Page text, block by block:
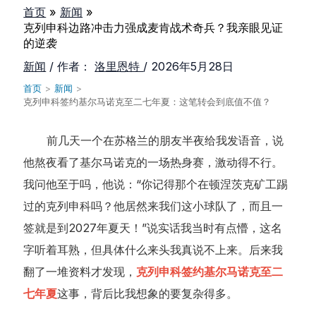
首页
新闻
克列申科边路冲击力强成麦肯战术奇兵？我亲眼见证
的逆袭
新闻 / 作者： 洛里恩特 / 2026年5月28日
首页 > 新闻 >
克列申科签约基尔马诺克至二七年夏：这笔转会到底值不值？
前几天一个在苏格兰的朋友半夜给我发语音，说
他熬夜看了基尔马诺克的一场热身赛，激动得不行。
我问他至于吗，他说：“你记得那个在顿涅茨克矿工踢
过的克列申科吗？他居然来我们这小球队了，而且一
签就是到2027年夏天！”说实话我当时有点懵，这名
字听着耳熟，但具体什么来头我真说不上来。后来我
翻了一堆资料才发现， 克列申科签约基尔马诺克至二
七年夏这事，背后比我想象的要复杂得多。